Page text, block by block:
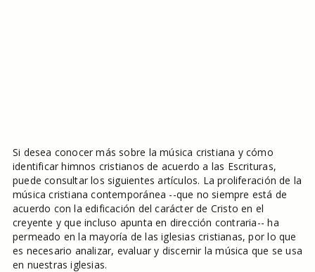
Si desea conocer más sobre la música cristiana y cómo
identificar himnos cristianos de acuerdo a las Escrituras,
puede consultar los siguientes artículos. La proliferación de la
música cristiana contemporánea --que no siempre está de
acuerdo con la edificación del carácter de Cristo en el
creyente y que incluso apunta en dirección contraria-- ha
permeado en la mayoría de las iglesias cristianas, por lo que
es necesario analizar, evaluar y discernir la música que se usa
en nuestras iglesias.